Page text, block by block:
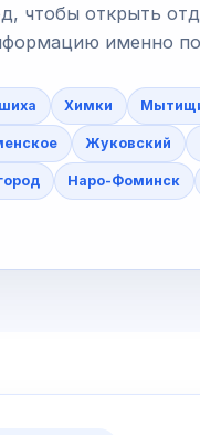
чтобы открыть
именно по
Химки
Жуковский
Наро-Фоминск